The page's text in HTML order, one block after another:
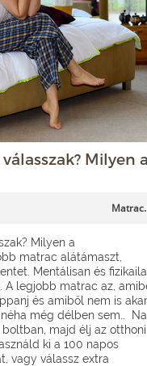
Milyen a
Milyen a
matrac alátámaszt,
Mentálisan és
A legjobb matrac az,
és amiből nem is
még délben sem… Na,
majd élj az otthoni
ki a 100 napos
vagy válassz extra